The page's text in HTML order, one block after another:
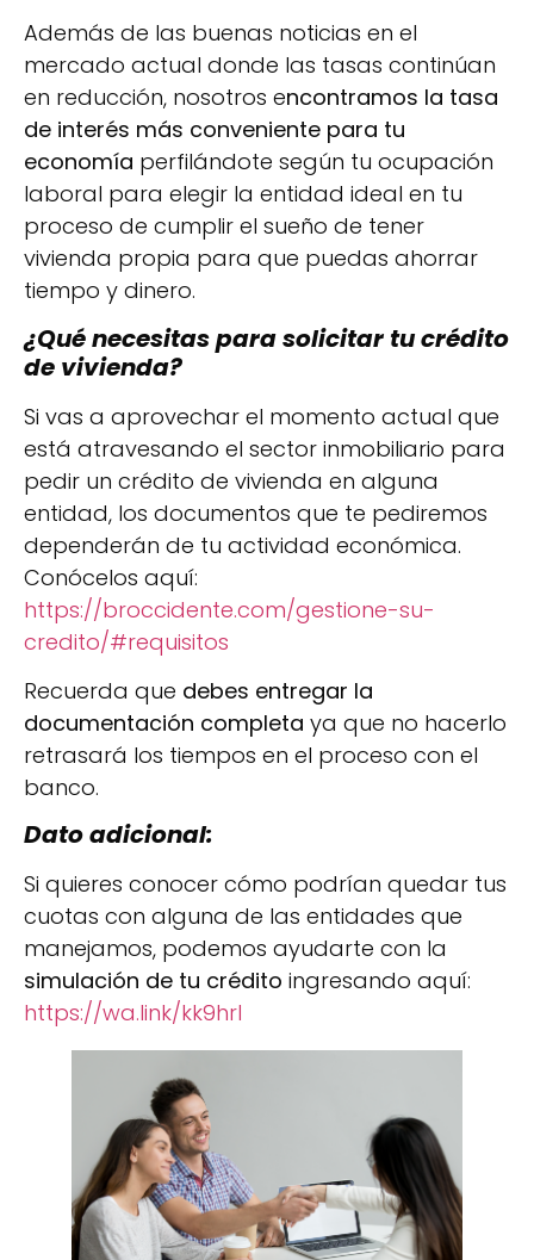
Además de las buenas noticias en el
mercado actual donde las tasas continúan
en reducción, nosotros encontramos la tasa
de interés más conveniente para tu
economía perfilándote según tu ocupación
laboral para elegir la entidad ideal en tu
proceso de cumplir el sueño de tener
vivienda propia para que puedas ahorrar
tiempo y dinero.
¿Qué necesitas para solicitar tu crédito
de vivienda?
Si vas a aprovechar el momento actual que
está atravesando el sector inmobiliario para
pedir un crédito de vivienda en alguna
entidad, los documentos que te pediremos
dependerán de tu actividad económica.
Conócelos aquí:
https://broccidente.com/gestione-su-
credito/#requisitos
Recuerda que debes entregar la
documentación completa ya que no hacerlo
retrasará los tiempos en el proceso con el
banco.
Dato adicional:
Si quieres conocer cómo podrían quedar tus
cuotas con alguna de las entidades que
manejamos, podemos ayudarte con la
simulación de tu crédito ingresando aquí:
https://wa.link/kk9hrl